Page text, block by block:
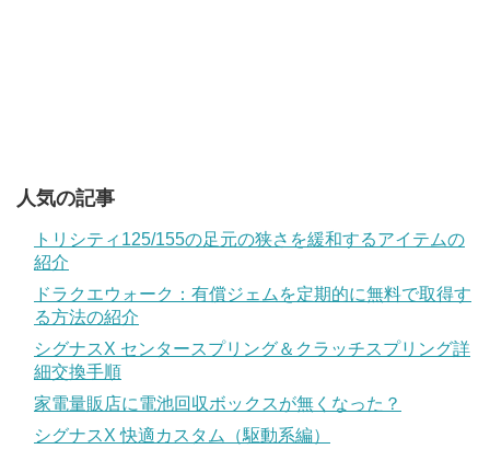
人気の記事
トリシティ125/155の足元の狭さを緩和するアイテムの
紹介
ドラクエウォーク：有償ジェムを定期的に無料で取得す
る方法の紹介
シグナスX センタースプリング＆クラッチスプリング詳
細交換手順
家電量販店に電池回収ボックスが無くなった？
シグナスX 快適カスタム（駆動系編）